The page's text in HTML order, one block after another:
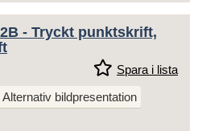
- Tryckt punktskrift,
Spara i lista
Alternativ bildpresentation